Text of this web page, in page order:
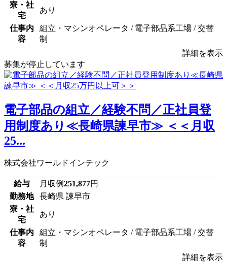
寮・社
宅
あり
仕事内
容
組立・マシンオペレータ / 電子部品系工場 / 交替
制
詳細を表示
募集が停止しています
電子部品の組立／経験不問／正社員登
用制度あり≪長崎県諫早市≫ ＜＜月収
25...
株式会社ワールドインテック
給与 月収例251,877円
勤務地
長崎県 諫早市
寮・社
宅
あり
仕事内
容
組立・マシンオペレータ / 電子部品系工場 / 交替
制
詳細を表示